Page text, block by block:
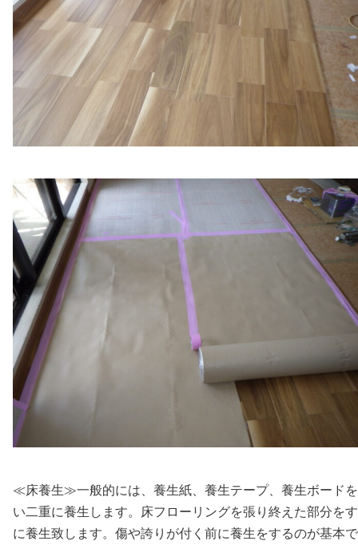
≪床養生≫一般的には、養生紙、養生テープ、養生ボード
い二重に養生します。床フローリングを張り終えた部分を
に養生致します。傷や誇りが付く前に養生をするのが基本で